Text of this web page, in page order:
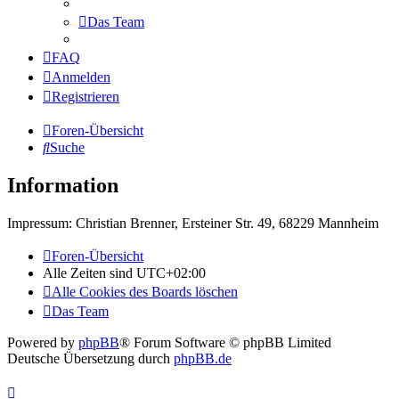
Das Team
FAQ
Anmelden
Registrieren
Foren-Übersicht
Suche
Information
Impressum: Christian Brenner, Ersteiner Str. 49, 68229 Mannheim
Foren-Übersicht
Alle Zeiten sind UTC+02:00
Alle Cookies des Boards löschen
Das Team
Powered by phpBB® Forum Software © phpBB Limited
Deutsche Übersetzung durch phpBB.de